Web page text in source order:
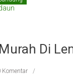
Di
Komentar